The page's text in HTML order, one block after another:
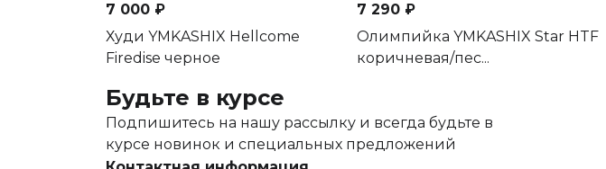
7 000 ₽
Худи YMKASHIX Hellcome
Firedise черное
7 290 ₽
Олимпийка YMKASHIX Star HTF
коричневая/пес...
Будьте в курсе
Подпишитесь на нашу рассылку и всегда будьте в
курсе новинок и специальных предложений